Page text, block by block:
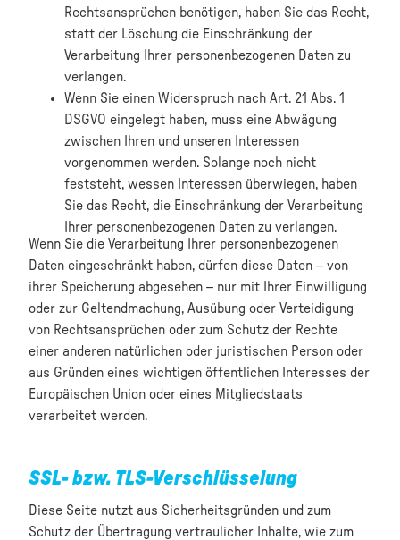
Rechtsansprüchen benötigen, haben Sie das Recht,
statt der Löschung die Einschränkung der
Verarbeitung Ihrer personenbezogenen Daten zu
verlangen.
Wenn Sie einen Widerspruch nach Art. 21 Abs. 1
DSGVO eingelegt haben, muss eine Abwägung
zwischen Ihren und unseren Interessen
vorgenommen werden. Solange noch nicht
feststeht, wessen Interessen überwiegen, haben
Sie das Recht, die Einschränkung der Verarbeitung
Ihrer personenbezogenen Daten zu verlangen.
Wenn Sie die Verarbeitung Ihrer personenbezogenen
Daten eingeschränkt haben, dürfen diese Daten – von
ihrer Speicherung abgesehen – nur mit Ihrer Einwilligung
oder zur Geltendmachung, Ausübung oder Verteidigung
von Rechtsansprüchen oder zum Schutz der Rechte
einer anderen natürlichen oder juristischen Person oder
aus Gründen eines wichtigen öffentlichen Interesses der
Europäischen Union oder eines Mitgliedstaats
verarbeitet werden.
SSL- bzw. TLS-Verschlüsselung
Diese Seite nutzt aus Sicherheitsgründen und zum
Schutz der Übertragung vertraulicher Inhalte, wie zum